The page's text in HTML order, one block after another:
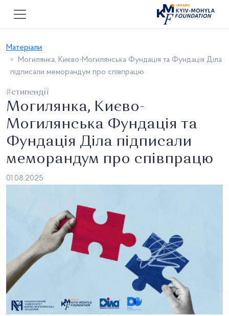
Матеріали
Могилянка, Києво-Могилянська Фундація та Фундація Діла
підписали меморандум про співпрацю
#стипендії
Могилянка, Києво-
Могилянська Фундація та
Фундація Діла підписали
меморандум про співпрацю
01.08.2025